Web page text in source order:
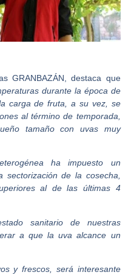
GRANBAZÁN , destaca que
durante la época de
carga de fruta, a su vez, se
al término de temporada,
tamaño con uvas muy
ha impuesto un
de la cosecha,
al de las últimas 4
sanitario de nuestras
a que la uva alcance un
y frescos, será interesante